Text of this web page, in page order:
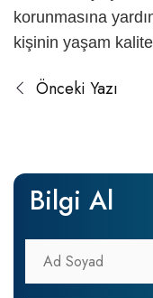
korunmasına
kişinin yaşam
Önceki Yazı
Bilgi Al